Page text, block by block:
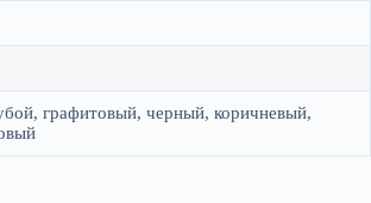
графитовый, черный, коричневый,